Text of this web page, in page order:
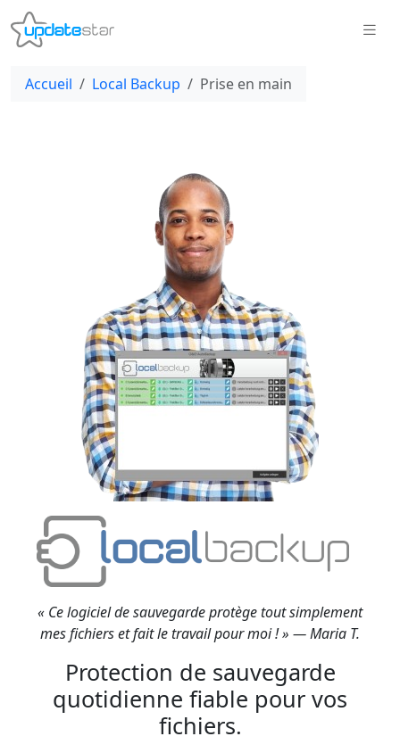
Accueil Local Backup Prise en main
« Ce logiciel de sauvegarde protège tout simplement
mes fichiers et fait le travail pour moi ! » — Maria T.
Protection de sauvegarde
quotidienne fiable pour vos
fichiers.